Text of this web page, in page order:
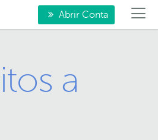
Abrir Conta
a